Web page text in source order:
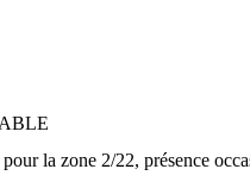
la zone 2/22, présence